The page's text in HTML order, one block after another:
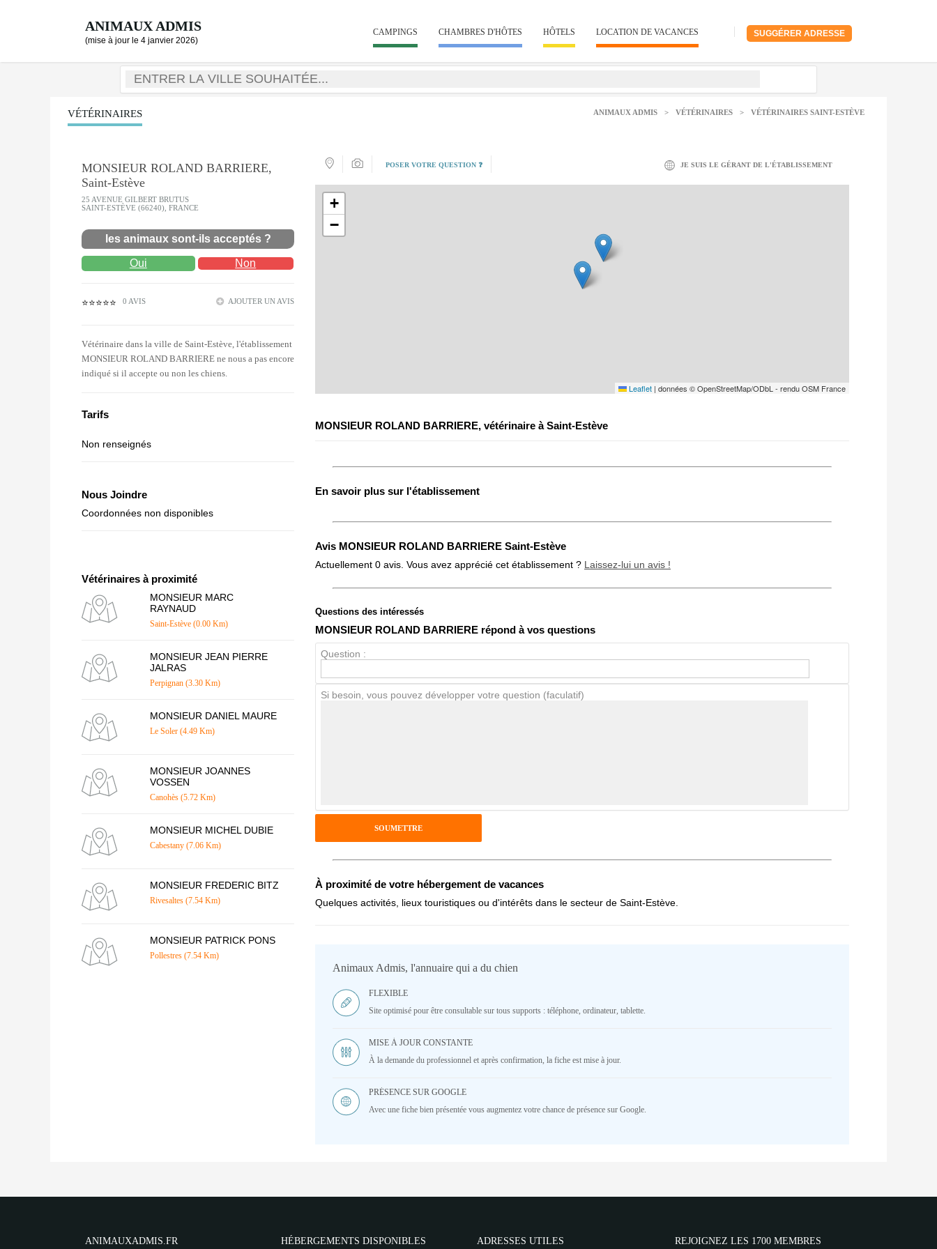
ANIMAUX ADMIS
(mise à jour le 4 janvier 2026)
SUGGÉRER ADRESSE
CAMPINGS CHAMBRES D'HÔTES HÔTELS LOCATION DE VACANCES
VÉTÉRINAIRES ANIMAUX ADMIS > VÉTÉRINAIRES > VÉTÉRINAIRES SAINT-ESTÈVE
MONSIEUR ROLAND BARRIERE,
Saint-Estève
25 AVENUE GILBERT BRUTUS
SAINT-ESTÈVE (66240), FRANCE
les animaux sont-ils acceptés ?
Oui Non
⭐⭐⭐⭐⭐ 0 AVIS AJOUTER UN AVIS
Vétérinaire dans la ville de Saint-Estève, l'établissement
MONSIEUR ROLAND BARRIERE ne nous a pas encore
indiqué si il accepte ou non les chiens.
Tarifs
Non renseignés
Nous Joindre
Coordonnées non disponibles
Vétérinaires à proximité
MONSIEUR MARC
RAYNAUD
Saint-Estève (0.00 Km)
MONSIEUR JEAN PIERRE
JALRAS
Perpignan (3.30 Km)
MONSIEUR DANIEL MAURE
Le Soler (4.49 Km)
MONSIEUR JOANNES
VOSSEN
Canohès (5.72 Km)
MONSIEUR MICHEL DUBIE
Cabestany (7.06 Km)
MONSIEUR FREDERIC BITZ
Rivesaltes (7.54 Km)
MONSIEUR PATRICK PONS
Pollestres (7.54 Km)
POSER VOTRE QUESTION ❓ JE SUIS LE GÉRANT DE L'ÉTABLISSEMENT
+
−
Leaflet | données © OpenStreetMap/ODbL - rendu OSM France
MONSIEUR ROLAND BARRIERE, vétérinaire à Saint-Estève
En savoir plus sur l'établissement
Avis MONSIEUR ROLAND BARRIERE Saint-Estève
Actuellement 0 avis. Vous avez apprécié cet établissement ? Laissez-lui un avis !
Note globale
Avis Clients
Antispam - Combien font 7x4 (en chiffres) :
Avis sur l'établissement :
Questions des intéressés
MONSIEUR ROLAND BARRIERE répond à vos questions
Question :
Si besoin, vous pouvez développer votre question (faculatif)
À proximité de votre hébergement de vacances
Quelques activités, lieux touristiques ou d'intérêts dans le secteur de Saint-Estève.
Animaux Admis, l'annuaire qui a du chien
FLEXIBLE
Site optimisé pour être consultable sur tous supports : téléphone, ordinateur, tablette.
MISE À JOUR CONSTANTE
À la demande du professionnel et après confirmation, la fiche est mise à jour.
PRÉSENCE SUR GOOGLE
Avec une fiche bien présentée vous augmentez votre chance de présence sur Google.
ANIMAUXADMIS.FR HÉBERGEMENTS DISPONIBLES ADRESSES UTILES REJOIGNEZ LES 1700 MEMBRES